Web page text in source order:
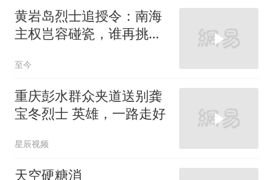
黄岩岛烈士追授令：南海
主权岂容碰瓷，谁再挑衅
至今
重庆彭水群众夹道送别龚
宝冬烈士 英雄，一路走好
星辰视频
天空硬糖消